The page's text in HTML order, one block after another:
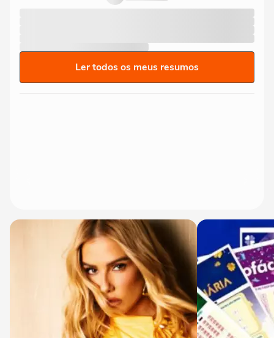
Ler todos os meus resumos